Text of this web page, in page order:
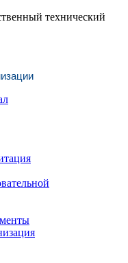
технический